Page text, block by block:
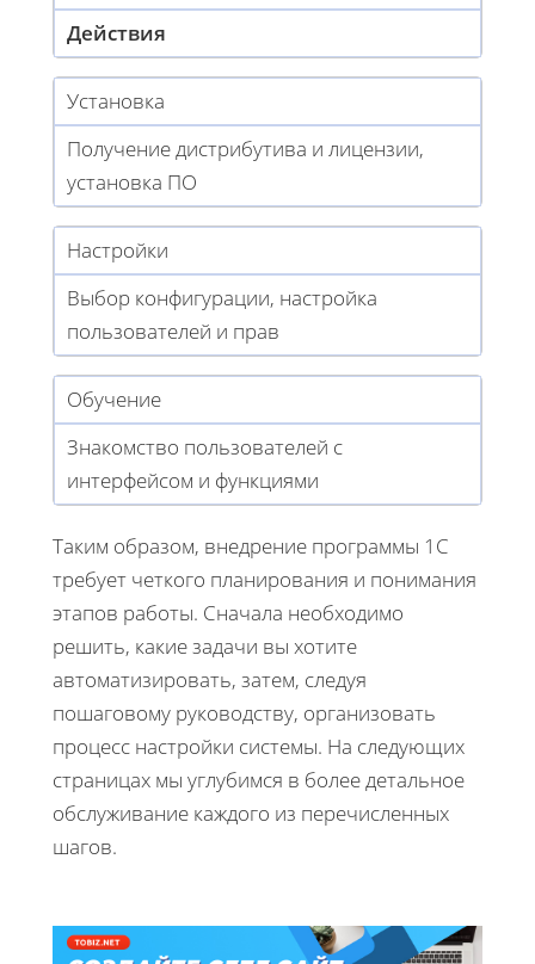
Действия
Установка
Получение дистрибутива и лицензии,
установка ПО
Настройки
Выбор конфигурации, настройка
пользователей и прав
Обучение
Знакомство пользователей с
интерфейсом и функциями
Таким образом, внедрение программы 1С
требует четкого планирования и понимания
этапов работы. Сначала необходимо
решить, какие задачи вы хотите
автоматизировать, затем, следуя
пошаговому руководству, организовать
процесс настройки системы. На следующих
страницах мы углубимся в более детальное
обслуживание каждого из перечисленных
шагов.